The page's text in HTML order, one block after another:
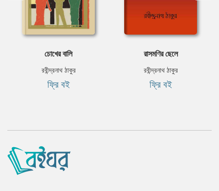
চোখের বালি
রবীন্দ্রনাথ ঠাকুর
ফ্রি বই
রাসমণির ছেলে
রবীন্দ্রনাথ ঠাকুর
ফ্রি বই